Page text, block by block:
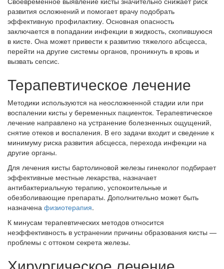
развития осложнений и помогает врачу подобрать
эффективную профилактику. Основная опасность
заключается в попадании инфекции в жидкость, скопившуюся
в кисте. Она может привести к развитию тяжелого абсцесса,
перейти на другие системы органов, проникнуть в кровь и
вызвать сепсис.
Терапевтическое лечение
Методики используются на неосложненной стадии или при
воспалении кисты у беременных пациенток. Терапевтическое
лечение направлено на устранение болезненных ощущений,
снятие отеков и воспаления. В его задачи входит и сведение к
минимуму риска развития абсцесса, перехода инфекции на
другие органы.
Для лечения кисты бартолиновой железы гинеколог подбирает
эффективные местные лекарства, назначает
антибактериальную терапию, успокоительные и
обезболивающие препараты. Дополнительно может быть
назначена физиотерапия.
К минусам терапевтических методов относится
неэффективность в устранении причины образования кисты —
проблемы с оттоком секрета железы.